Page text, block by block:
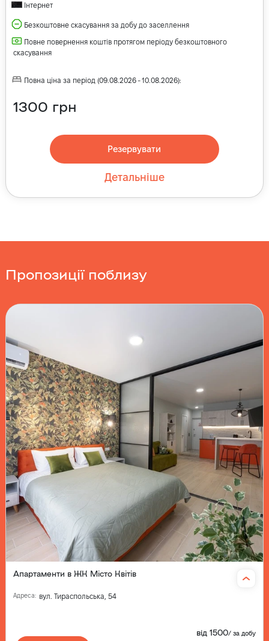
Інтернет
Безкоштовне скасування за добу до заселлення
Повне повернення коштів протягом періоду безкоштовного
скасування
Повна ціна за період (09.08.2026- 10.08.2026):
1300 грн
Резервувати
Детальніше
Пропозиції поблизу
Апартаменти в ЖК Місто Квітів
Адреса: вул. Тираспольська, 54
від 1500/ за добу